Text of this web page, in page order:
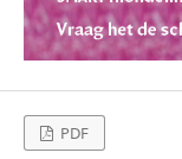
PDF